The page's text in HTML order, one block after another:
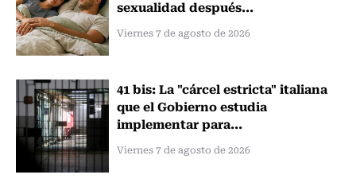
sexualidad después...
Viernes 7 de agosto de 2026
41 bis: La "cárcel estricta" italiana
que el Gobierno estudia
implementar para...
Viernes 7 de agosto de 2026